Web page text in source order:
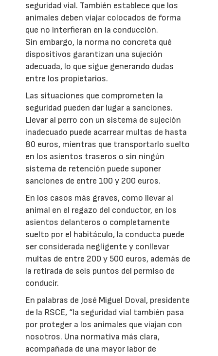
seguridad vial. También establece que los
animales deben viajar colocados de forma
que no interfieran en la conducción.
Sin embargo, la norma no concreta qué
dispositivos garantizan una sujeción
adecuada, lo que sigue generando dudas
entre los propietarios.
Las situaciones que comprometen la
seguridad pueden dar lugar a sanciones.
Llevar al perro con un sistema de sujeción
inadecuado puede acarrear multas de hasta
80 euros, mientras que transportarlo suelto
en los asientos traseros o sin ningún
sistema de retención puede suponer
sanciones de entre 100 y 200 euros.
En los casos más graves, como llevar al
animal en el regazo del conductor, en los
asientos delanteros o completamente
suelto por el habitáculo, la conducta puede
ser considerada negligente y conllevar
multas de entre 200 y 500 euros, además de
la retirada de seis puntos del permiso de
conducir.
En palabras de José Miguel Doval, presidente
de la RSCE, “la seguridad vial también pasa
por proteger a los animales que viajan con
nosotros. Una normativa más clara,
acompañada de una mayor labor de